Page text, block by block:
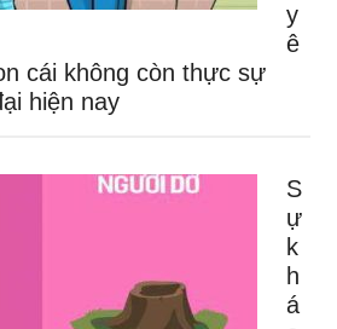
y
ê
cái không còn thực sự
hiện nay
S
ự
k
h
á